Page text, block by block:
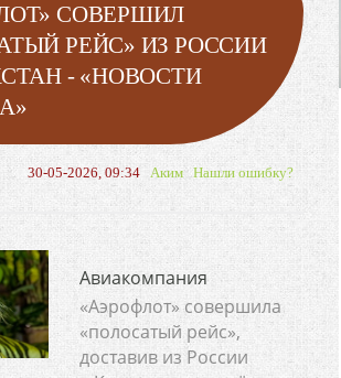
СОВЕРШИЛ
РЕЙС» ИЗ РОССИИ
- «НОВОСТИ
30-05-2026, 09:34 Аким Нашли ошибку?
Авиакомпания
«Аэрофлот» совершила
«полосатый рейс»,
доставив из России